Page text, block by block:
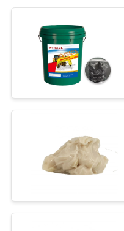
PRIVACY
POLICY